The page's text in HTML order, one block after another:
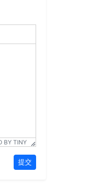
BY TINY
提交